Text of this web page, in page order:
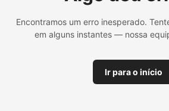
Encontramos um erro inesperado.
em alguns instantes — nossa
Ir para o início